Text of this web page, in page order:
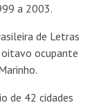
a 2003.
de Letras
ocupante
de 42 cidades